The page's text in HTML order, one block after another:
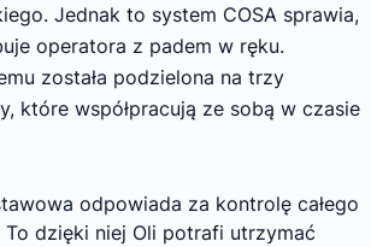
Jednak to system COSA sprawia,
operatora z padem w ręku.
została podzielona na trzy
które współpracują ze sobą w czasie
odpowiada za kontrolę całego
To dzięki niej Oli potrafi utrzymać